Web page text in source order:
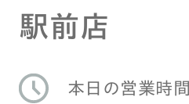
駅前店
本日の営業時間